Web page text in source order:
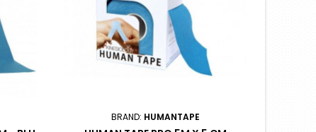
BRAND: HUMANTAPE